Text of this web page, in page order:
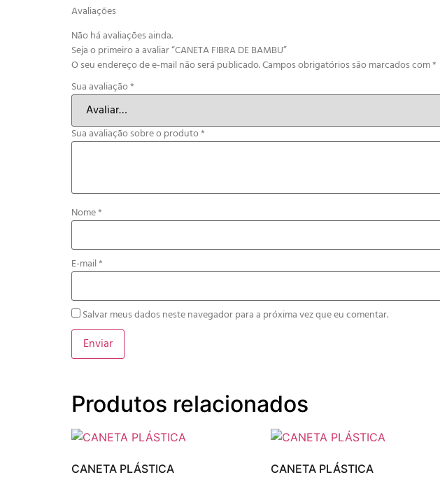
Avaliações
Não há avaliações ainda.
Seja o primeiro a avaliar “CANETA FIBRA DE BAMBU”
O seu endereço de e-mail não será publicado.Campos obrigatórios são marcados com*
Sua avaliação*
Sua avaliação sobre o produto*
Nome*
E-mail*
Salvar meus dados neste navegador para a próxima vez que eu comentar.
Produtos relacionados
CANETA PLÁSTICA
CANETA PLÁSTICA